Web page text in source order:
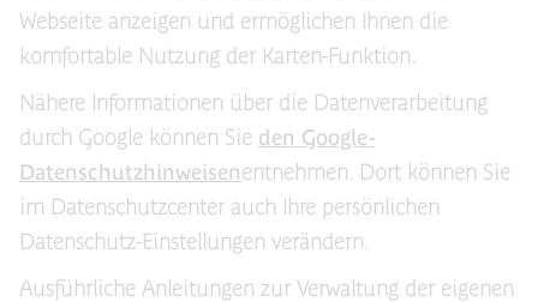
Webseite anzeigen und ermöglichen Ihnen die
komfortable Nutzung der Karten-Funktion.
Nähere Informationen über die Datenverarbeitung
durch Google können Sie den Google-
Datenschutzhinweisenentnehmen. Dort können Sie
im Datenschutzcenter auch Ihre persönlichen
Datenschutz-Einstellungen verändern.
Ausführliche Anleitungen zur Verwaltung der eigenen